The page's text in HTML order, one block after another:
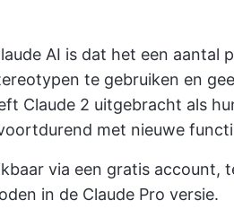
AI is dat het een aantal
te gebruiken en
Claude 2 uitgebracht als
met nieuwe
via een gratis
in de Claude Pro versie.